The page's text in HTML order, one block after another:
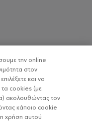
ΑΠΟΔΟΣΗ ΚΑΙ ΟΙ
ΤΙΣ
την online
στον
και να
τα cookies (με
ακολουθώντας τον
κάποιο cookie
χρήση αυτού